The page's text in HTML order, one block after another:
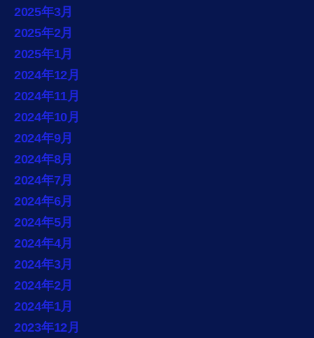
2025年3月
2025年2月
2025年1月
2024年12月
2024年11月
2024年10月
2024年9月
2024年8月
2024年7月
2024年6月
2024年5月
2024年4月
2024年3月
2024年2月
2024年1月
2023年12月